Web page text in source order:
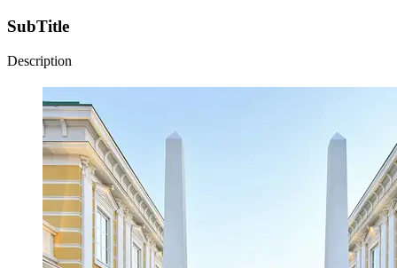
SubTitle
Description